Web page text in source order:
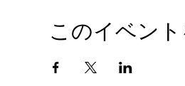
このイベン